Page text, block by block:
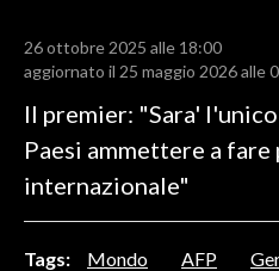
CALCIO
CALCIO REGIONALE
BASKET
VOLLEY
MOTORI
TENNIS
ALTRI SPORT
26 ottobre 2025 alle 18:00
aggiornato il 25 maggio 2026 alle
Il premier: "Sara'
Paesi ammettere a
internazionale"
Tags: Mondo AFP